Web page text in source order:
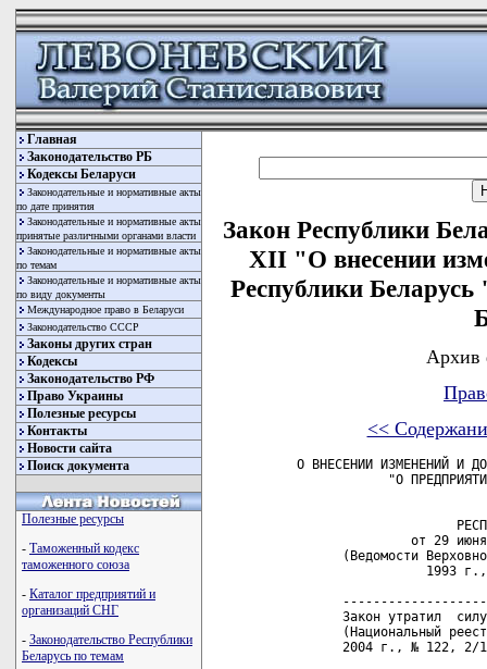
Главная
Законодательство РБ
Кодексы Беларуси
Законодательные и нормативные акты
по дате принятия
Законодательные и нормативные акты
принятые различными органами власти
Законодательные и нормативные акты
по темам
Законодательные и нормативные акты
по виду документы
Международное право в Беларуси
Законодательство СССР
Законы других стран
Кодексы
Законодательство РФ
Право Украины
Полезные ресурсы
Контакты
Новости сайта
Поиск документа
Полезные ресурсы
- Таможенный кодекс
таможенного союза
- Каталог предприятий и
организаций СНГ
- Законодательство Республики
Беларусь по темам
Закон Республики
XII "О внесении
Республики
Архив
<<
О ВНЕСЕНИИ ИЗМЕНЕНИЙ И
"О
от 29
(Ведомости
1993
Закон утратил
(Национальный
2004 г., № 122,